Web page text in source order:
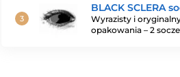
BLACK SCLERA
Wyrazisty i
opakowania – 2